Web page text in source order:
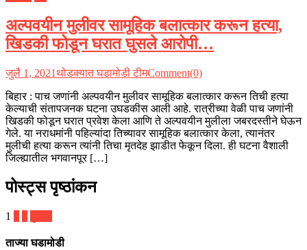
अल्पवयीन मुलीवर सामूहिक बलात्कार करून हत्या,
खिडकी फोडून घरात घुसले आरोपी…
जुलै 1, 2021थोडक्यात घडामोडी टीमComment(0)
बिहार : पाच जणांनी अल्पवयीन मुलीवर सामूहिक बलात्कार करून तिची हत्या
केल्याची संतापजनक घटना उघडकीस आली आहे. रात्रीच्या वेळी पाच जणांनी
खिडकी फोडून घरात प्रवेश केला आणि ते अल्पवयीन मुलीला जबरदस्तीने घेऊन
गेले. या नराधमांनी पहिल्यांदा तिच्यावर सामूहिक बलात्कार केला, त्यानंतर
मुलीची हत्या करून त्यांनी तिचा मृतदेह झाडीत फेकून दिला. ही घटना वैशाली
जिल्ह्यातील भगवानपूर […]
पोस्ट्स पृष्ठांकन
1
ताज्या घडामोडी